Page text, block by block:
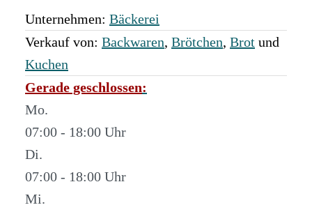
Unternehmen: Bäckerei
Verkauf von: Backwaren, Brötchen, Brot und
Kuchen
Gerade geschlossen:
Mo.
07:00 - 18:00
Di.
07:00 - 18:00
Mi.